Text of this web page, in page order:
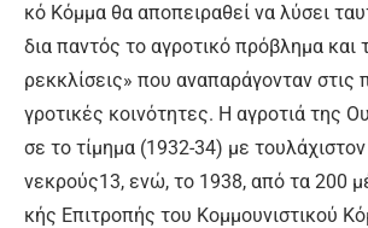
κό Κόμ­μα θα α­πο­πει­ρα­θεί να λύ­σει
δια πα­ντός το α­γρο­τι­κό πρό­βλη­μα και
ρεκ­κλί­σεις» που α­να­πα­ρά­γο­νταν
γρο­τι­κές κοι­νό­τη­τες. Η α­γρο­τιά της
σε το τί­μη­μα (1932-34) με
νε­κρούς13, ε­νώ, το 1938, α­πό τα 200
κής Ε­πι­τρο­πής του Κομ­μου­νι­στι­κού